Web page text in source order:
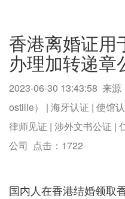
香港离婚证用
办理加转递章
2023-06-30 13:43:58 来
ostille） | 海牙认证 | 使馆
律师见证 | 涉外文书公证 |
公司 点击： 1722
国内人在香港结婚领取